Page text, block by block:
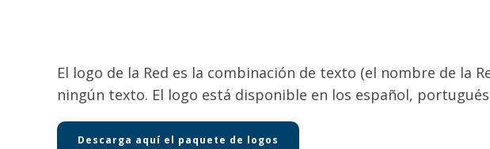
El logo de la Red es la combinación de texto (el nombre de la
ningún texto. El logo está disponible en los español,
Descarga aquí el paquete de logos